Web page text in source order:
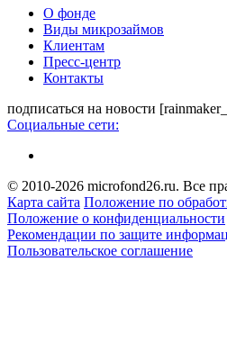
О фонде
Виды микрозаймов
Клиентам
Пресс-центр
Контакты
подписаться на новости
Социальные сети:
© 2010-2026 microfond26.ru. Все
Карта сайта Положение по
Положение о конфиденциальности
Рекомендации по защите
Пользовательское соглашение